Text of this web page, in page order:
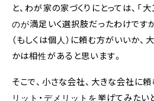
と、わが家の家づくりにとっては、「
のが満足いく選択肢だったわけです
（もしくは個人）に頼む方がいいか
かは相性があると思います。
そこで、小さな会社、大きな会社に
リット・デメリットを挙げてみたい